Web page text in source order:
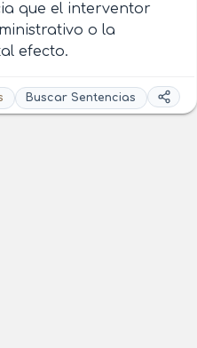
que el interventor
o la
efecto.
Buscar Sentencias